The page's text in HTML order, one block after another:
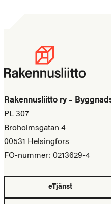
Rakennusliitto ry –
PL 307
Broholmsgatan 4
00531 Helsingfors
FO-nummer: 0213629-4
eTjänst